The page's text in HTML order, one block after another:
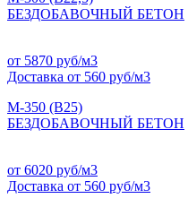
БЕЗДОБАВОЧНЫЙ БЕТОН
от 5870 руб/м3
Доставка от 560 руб/м3
М-350 (B25)
БЕЗДОБАВОЧНЫЙ БЕТОН
от 6020 руб/м3
Доставка от 560 руб/м3